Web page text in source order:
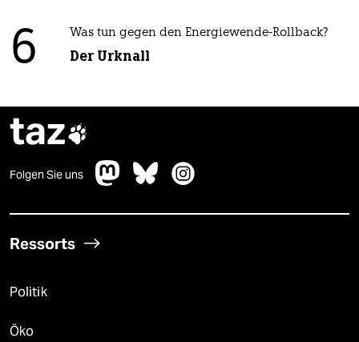
6 Was tun gegen den Energiewende-Rollback?
Der Urknall
taz
Folgen Sie uns
Ressorts
Politik
Öko